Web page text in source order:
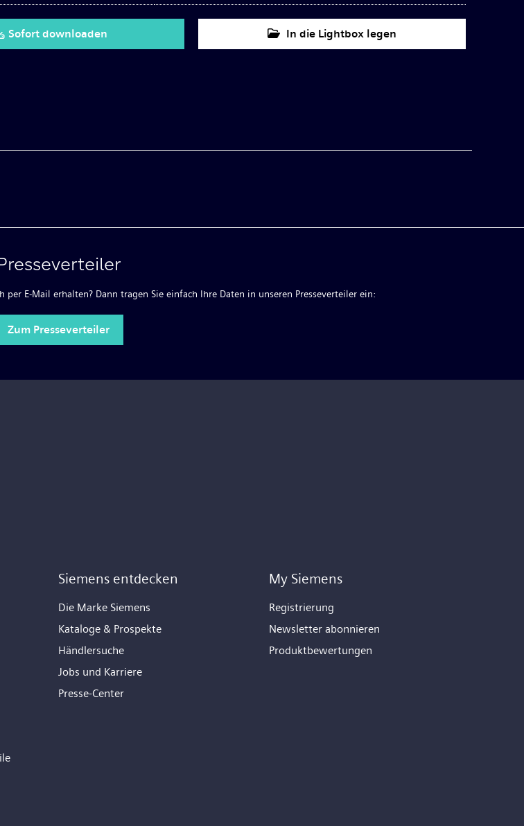
Sofort downloaden In die Lightbox legen
E-Mail erhalten? Dann tragen Sie einfach Ihre Daten in unseren Presseverteiler ein:
Zum Presseverteiler
Siemens entdecken
Die Marke Siemens
Kataloge & Prospekte
Händlersuche
Jobs und Karriere
Presse-Center
My Siemens
Registrierung
Newsletter abonnieren
Produktbewertungen